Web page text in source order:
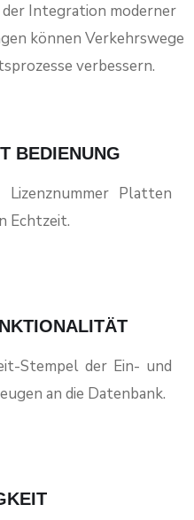
Integration moderner
können Verkehrswege
verbessern.
BEDIENUNG
Platten
Echtzeit.
Stempel der Ein- und
an die Datenbank.